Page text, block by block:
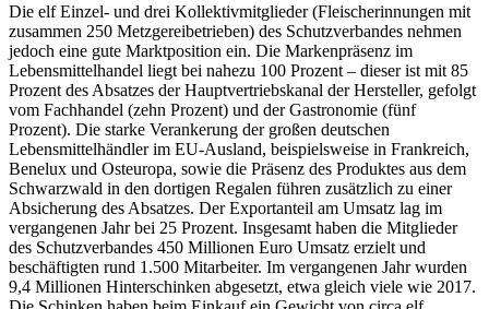
Die elf Einzel- und drei Kollektivmitglieder (Fleischerinnungen mit
zusammen 250 Metzgereibetrieben) des Schutzverbandes nehmen
jedoch eine gute Marktposition ein. Die Markenpräsenz im
Lebensmittelhandel liegt bei nahezu 100 Prozent – dieser ist mit 85
Prozent des Absatzes der Hauptvertriebskanal der Hersteller, gefolgt
vom Fachhandel (zehn Prozent) und der Gastronomie (fünf
Prozent). Die starke Verankerung der großen deutschen
Lebensmittelhändler im EU-Ausland, beispielsweise in Frankreich,
Benelux und Osteuropa, sowie die Präsenz des Produktes aus dem
Schwarzwald in den dortigen Regalen führen zusätzlich zu einer
Absicherung des Absatzes. Der Exportanteil am Umsatz lag im
vergangenen Jahr bei 25 Prozent. Insgesamt haben die Mitglieder
des Schutzverbandes 450 Millionen Euro Umsatz erzielt und
beschäftigten rund 1.500 Mitarbeiter. Im vergangenen Jahr wurden
9,4 Millionen Hinterschinken abgesetzt, etwa gleich viele wie 2017.